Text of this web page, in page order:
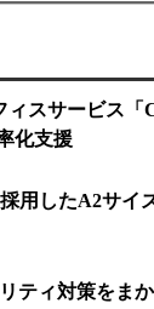
ィスサービス
化支援
用したA2サイ
ティ対策をま